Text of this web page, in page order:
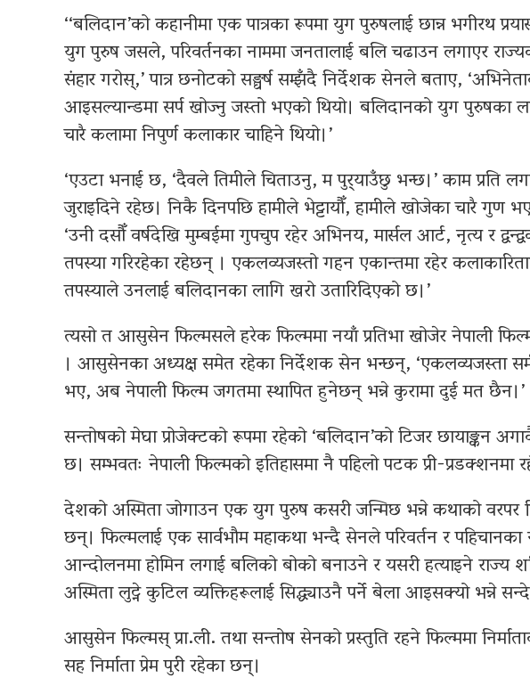
‘‘बलिदान’को कहानीमा एक पात्रका रूपमा युग पुरुषलाई छान्न भगीरथ
युग पुरुष जसले, परिवर्तनका नाममा जनतालाई बलि चढाउन लगाएर
संहार गरोस्,’ पात्र छनोटको सङ्घर्ष सम्झँदै निर्देशक सेनले बताए,
आइसल्यान्डमा सर्प खोज्नु जस्तो भएको थियो। बलिदानको युग
चारै कलामा निपुर्ण कलाकार चाहिने थियो।’
‘एउटा भनाई छ, ‘दैवले तिमीले चिताउनु, म पुर्‍याउँछु भन्छ।’ काम प्रति
जुराइदिने रहेछ। निकै दिनपछि हामीले भेट्टायौँ, हामीले खोजेका चारै गुण
‘उनी दसौँ वर्षदेखि मुम्बईमा गुपचुप रहेर अभिनय, मार्सल आर्ट, नृत्य र
तपस्या गरिरहेका रहेछन् । एकलव्यजस्तो गहन एकान्तमा रहेर
तपस्याले उनलाई बलिदानका लागि खरो उतारिदिएको छ।’
त्यसो त आसुसेन फिल्मसले हरेक फिल्ममा नयाँ प्रतिभा खोजेर नेपाली
। आसुसेनका अध्यक्ष समेत रहेका निर्देशक सेन भन्छन्, ‘एकलव्यजस्ता
भए, अब नेपाली फिल्म जगतमा स्थापित हुनेछन् भन्ने कुरामा दुई मत छैन।’
सन्तोषको मेघा प्रोजेक्टको रूपमा रहेको ‘बलिदान’को टिजर छायाङ्कन
छ। सम्भवतः नेपाली फिल्मको इतिहासमा नै पहिलो पटक प्री-प्रडक्शनमा
देशको अस्मिता जोगाउन एक युग पुरुष कसरी जन्मिछ भन्ने कथाको
छन्। फिल्मलाई एक सार्वभौम महाकथा भन्दै सेनले परिवर्तन र पहिचानका
आन्दोलनमा होमिन लगाई बलिको बोको बनाउने र यसरी हत्याइने राज्य
अस्मिता लुट्ने कुटिल व्यक्तिहरूलाई सिद्ध्याउनै पर्ने बेला आइसक्यो भन्ने
आसुसेन फिल्मस् प्रा.ली. तथा सन्तोष सेनको प्रस्तुति रहने फिल्ममा
सह निर्माता प्रेम पुरी रहेका छन्।